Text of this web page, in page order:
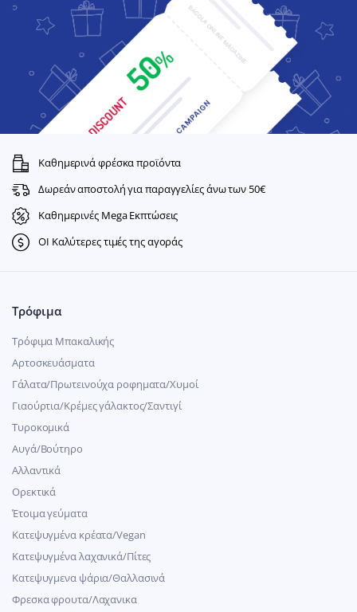
Καθημερινά φρέσκα προϊόντα
Δωρεάν αποστολή για παραγγελίες άνω των 50€
Καθημερινές Mega Εκπτώσεις
ΟΙ Καλύτερες τιμές της αγοράς
Τρόφιμα
Τρόφιμα Μπακαλικής
Αρτοσκευάσματα
Γάλατα/Πρωτεινούχα ροφηματα/Χυμοί
Γιαούρτια/Κρέμες γάλακτος/Σαντιγί
Τυροκομικά
Αυγά/Βούτηρο
Αλλαντικά
Ορεκτικά
Έτοιμα γεύματα
Κατεψυγμένα κρέατα/Vegan
Kατεψυγμένα λαχανικά/Πίτες
Κατεψυγμενα ψάρια/Θαλλασινά
Φρεσκα φρουτα/Λαχανικα